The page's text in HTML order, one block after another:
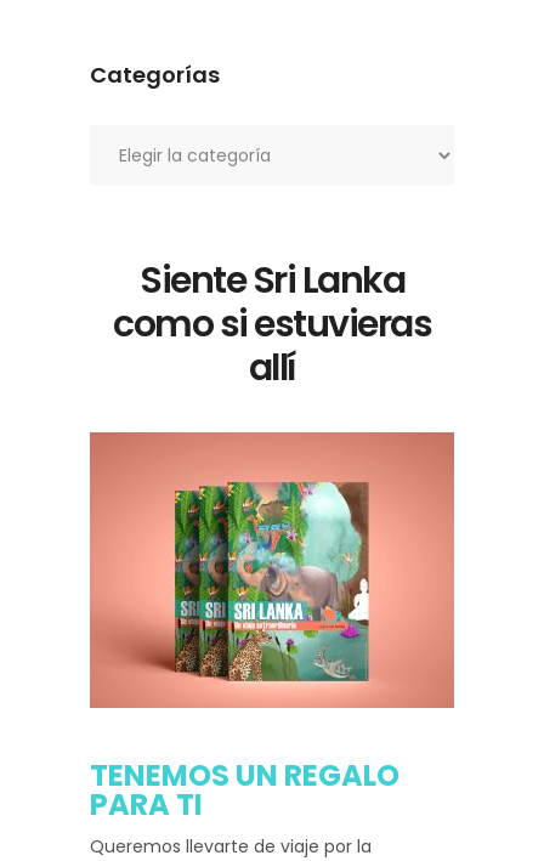
Categorías
Siente Sri Lanka
como si estuvieras
allí
TENEMOS UN REGALO
PARA TI
Queremos llevarte de viaje por la